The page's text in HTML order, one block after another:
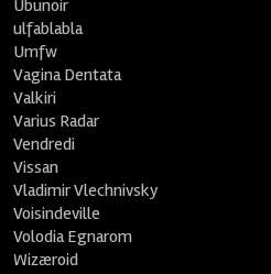
Ubunoir
ulfablabla
Umfw
Vagina Dentata
Valkiri
Varius Radar
Vendredi
Vissan
Vladimir Vlechnivsky
Voisindeville
Volodia Egnarom
Wizæroid